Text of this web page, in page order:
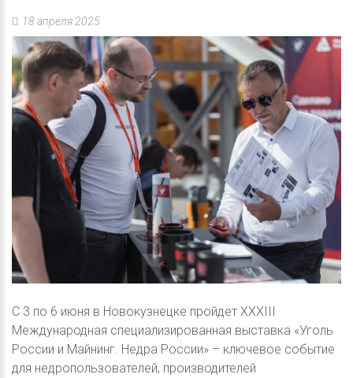
18 апреля 2025
С 3 по 6 июня в Новокузнецке пройдет XXXIII
Международная специализированная выставка «Уголь
России и Майнинг. Недра России» – ключевое событие
для недропользователей, производителей